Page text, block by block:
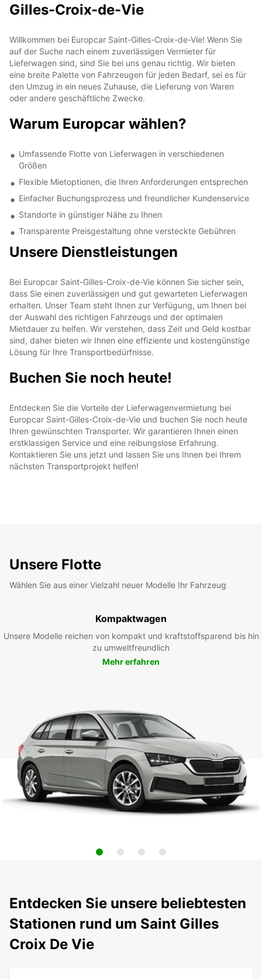
Gilles-Croix-de-Vie
Willkommen bei Europcar Saint-Gilles-Croix-de-Vie! Wenn Sie
auf der Suche nach einem zuverlässigen Vermieter für
Lieferwagen sind, sind Sie bei uns genau richtig. Wir bieten
eine breite Palette von Fahrzeugen für jeden Bedarf, sei es für
den Umzug in ein neues Zuhause, die Lieferung von Waren
oder andere geschäftliche Zwecke.
Warum Europcar wählen?
Umfassende Flotte von Lieferwagen in verschiedenen
Größen
Flexible Mietoptionen, die Ihren Anforderungen entsprechen
Einfacher Buchungsprozess und freundlicher Kundenservice
Standorte in günstiger Nähe zu Ihnen
Transparente Preisgestaltung ohne versteckte Gebühren
Unsere Dienstleistungen
Bei Europcar Saint-Gilles-Croix-de-Vie können Sie sicher sein,
dass Sie einen zuverlässigen und gut gewarteten Lieferwagen
erhalten. Unser Team steht Ihnen zur Verfügung, um Ihnen bei
der Auswahl des richtigen Fahrzeugs und der optimalen
Mietdauer zu helfen. Wir verstehen, dass Zeit und Geld kostbar
sind, daher bieten wir Ihnen eine effiziente und kostengünstige
Lösung für Ihre Transportbedürfnisse.
Buchen Sie noch heute!
Entdecken Sie die Vorteile der Lieferwagenvermietung bei
Europcar Saint-Gilles-Croix-de-Vie und buchen Sie noch heute
Ihren gewünschten Transporter. Wir garantieren Ihnen einen
erstklassigen Service und eine reibungslose Erfahrung.
Kontaktieren Sie uns jetzt und lassen Sie uns Ihnen bei Ihrem
nächsten Transportprojekt helfen!
Unsere Flotte
Wählen Sie aus einer Vielzahl neuer Modelle Ihr Fahrzeug
Kompaktwagen
Unsere Modelle reichen von kompakt und kraftstoffsparend bis hin
zu umweltfreundlich
Mehr erfahren
Entdecken Sie unsere beliebtesten
Stationen rund um Saint Gilles
Croix De Vie